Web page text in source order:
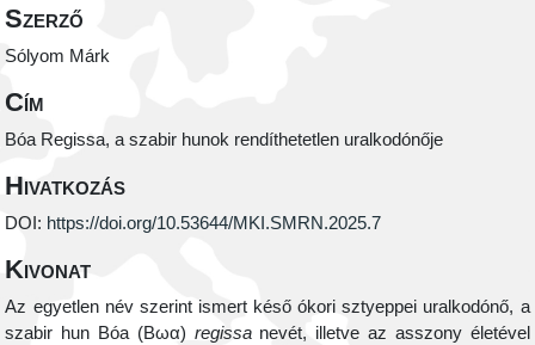
Szerző
Sólyom Márk
Cím
Bóa Regissa, a szabir hunok rendíthetetlen uralkodónője
Hivatkozás
DOI: https://doi.org/10.53644/MKI.SMRN.2025.7
Kivonat
Az egyetlen név szerint ismert késő ókori sztyeppei uralkodónő, a
szabir hun Bóa (Βωα) regissanevét, illetve az asszony életével